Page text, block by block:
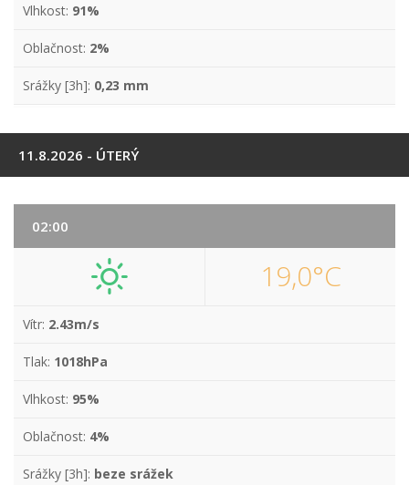
Vlhkost: 91%
Oblačnost: 2%
Srážky [3h]: 0,23 mm
11.8.2026 - ÚTERÝ
02:00
19,0°C
Vítr: 2.43m/s
Tlak: 1018hPa
Vlhkost: 95%
Oblačnost: 4%
Srážky [3h]: beze srážek